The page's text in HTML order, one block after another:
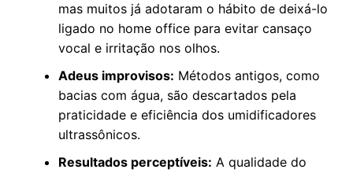
mas muitos já adotaram o hábito de deixá-lo
ligado no home office para evitar cansaço
vocal e irritação nos olhos.
Adeus improvisos: Métodos antigos, como
bacias com água, são descartados pela
praticidade e eficiência dos umidificadores
ultrassônicos.
Resultados perceptíveis: A qualidade do